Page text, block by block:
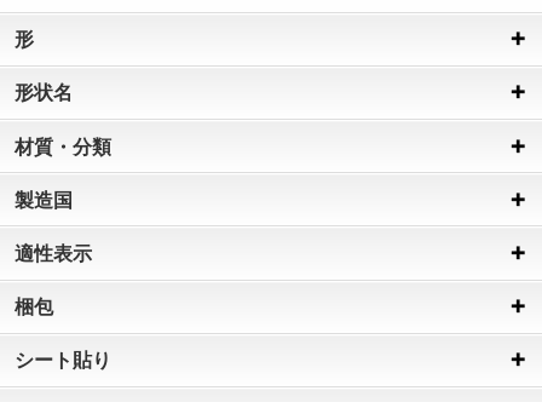
形
形状名
材質・分類
製造国
適性表示
梱包
シート貼り